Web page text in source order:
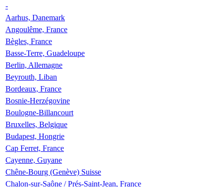
-
Aarhus, Danemark
Angoulême, France
Bègles, France
Basse-Terre, Guadeloupe
Berlin, Allemagne
Beyrouth, Liban
Bordeaux, France
Bosnie-Herzégovine
Boulogne-Billancourt
Bruxelles, Belgique
Budapest, Hongrie
Cap Ferret, France
Cayenne, Guyane
Chêne-Bourg (Genève) Suisse
Chalon-sur-Saône / Prés-Saint-Jean, France